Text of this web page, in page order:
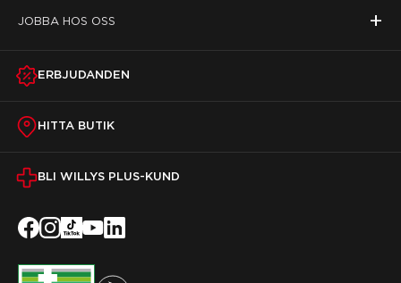
JOBBA HOS OSS +
ERBJUDANDEN
HITTA BUTIK
BLI WILLYS PLUS-KUND